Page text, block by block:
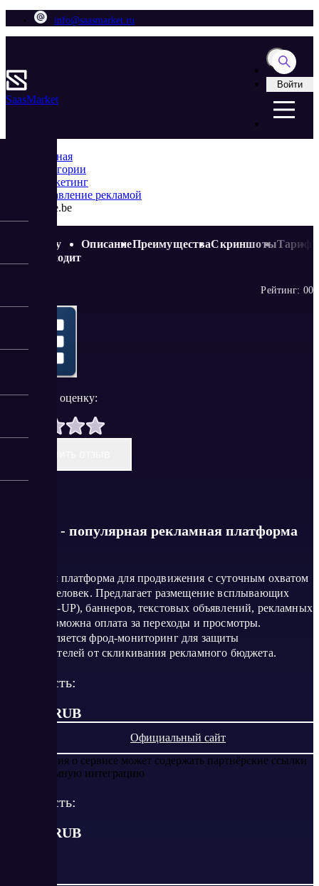
info@saasmarket.ru
SaasMarket
Войти
Главная
Категории
Маркетинг
Управление рекламой
Surfe.be
Кому
подходит
ОписаниеПреимуществаСкриншотыТариф
Рейтинг: 00
Поставить оценку:
Surfe.be - популярная рекламная платформа
Рекламная платформа для продвижения с суточным охватом
300 тыс. человек. Предлагает размещение всплывающих
окон (POP-UP), баннеров, текстовых объявлений, рекламных
видео. Возможна оплата за переходы и просмотры.
Осуществляется фрод-мониторинг для защиты
рекламодателей от скликивания рекламного бюджета.
Стоимость:
от 0.02 RUB
Официальный сайт
Информация о сервисе может содержать партнёрские ссылки
или рекламную интеграцию
Стоимость:
RUB